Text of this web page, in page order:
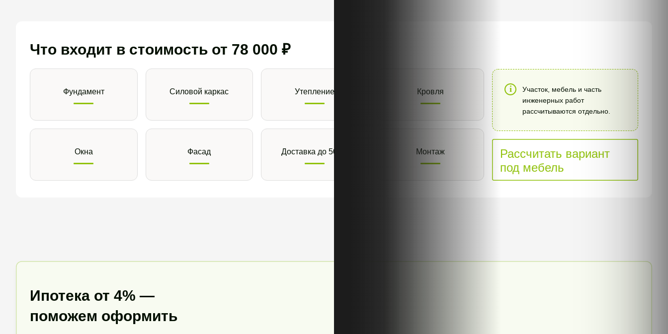
Что входит в стоимость от 78 000 ₽
Фундамент Силовой каркас Утепление Кровля
Окна Фасад Доставка до 50 км Монтаж
Участок, мебель и часть
инженерных работ
рассчитываются отдельно.
Рассчитать вариант
под мебель
Ипотека от 4% —
поможем оформить